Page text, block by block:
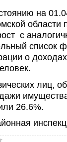
на
с
список
о
лиц,
26.6%.